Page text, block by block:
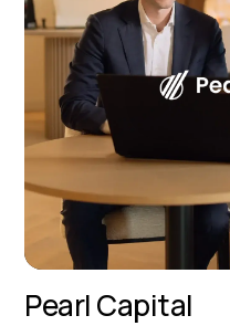
Pearl Capital